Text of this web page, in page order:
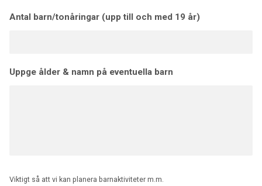
Antal barn/tonåringar (upp till och med 19 år)
Uppge ålder & namn på eventuella barn
Viktigt så att vi kan planera barnaktiviteter m.m.